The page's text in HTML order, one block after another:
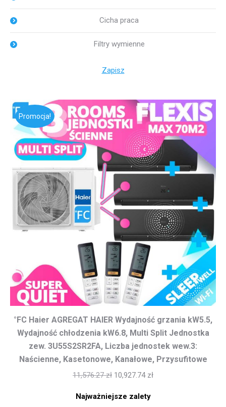
Cicha praca
Filtry wymienne
Zapisz
Promocja!
°FC Haier AGREGAT HAIER Wydajność grzania kW5.5,
Wydajność chłodzenia kW6.8, Multi Split Jednostka
zew. 3U55S2SR2FA, Liczba jednostek wew.3:
Naścienne, Kasetonowe, Kanałowe, Przysufitowe
11,576.27zł 10,927.74 zł
Najważniejsze zalety